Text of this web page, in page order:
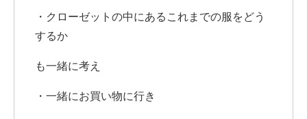
・クローゼットの中にあるこれまでの服をどう
するか
も一緒に考え
・一緒にお買い物に行き